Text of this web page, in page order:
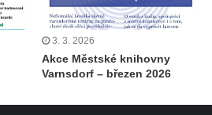
3. 3. 2026
Akce Městské knihovny
Varnsdorf – březen 2026